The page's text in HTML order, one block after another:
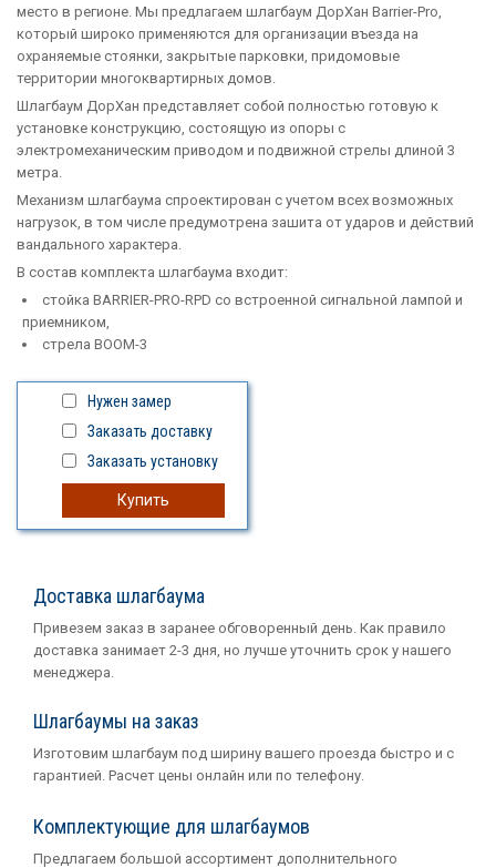
место в регионе. Мы предлагаем шлагбаум ДорХан Barrier-Pro,
который широко применяются для организации въезда на
охраняемые стоянки, закрытые парковки, придомовые
территории многоквартирных домов.
Шлагбаум ДорХан представляет собой полностью готовую к
установке конструкцию, состоящую из опоры с
электромеханическим приводом и подвижной стрелы длиной 3
метра.
Механизм шлагбаума спроектирован с учетом всех возможных
нагрузок, в том числе предумотрена зашита от ударов и действий
вандального характера.
В состав комплекта шлагбаума входит:
стойка BARRIER-PRO-RPD со встроенной сигнальной лампой и
приемником,
стрела BOOM-3
Нужен замер
Заказать доставку
Заказать установку
Купить
Доставка шлагбаума
Привезем заказ в заранее обговоренный день. Как правило
доставка занимает 2-3 дня, но лучше уточнить срок у нашего
менеджера.
Шлагбаумы на заказ
Изготовим шлагбаум под ширину вашего проезда быстро и с
гарантией. Расчет цены онлайн или по телефону.
Комплектующие для шлагбаумов
Предлагаем большой ассортимент дополнительного